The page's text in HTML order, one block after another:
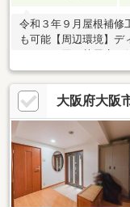
令和３年９月屋根補修
も可能【周辺環境】
ライフ西天下茶屋店
ーソン西成松一丁目
歩６分ダイコクドラ
天下茶屋中学校 徒歩
育園 徒歩２分医療法
院 徒歩８分※増築未
合責任免責※図面と現
使用した空き家イメー
大阪府大阪